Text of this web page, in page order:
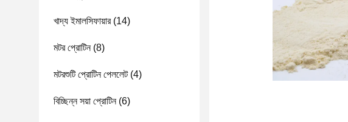
খাদ্য ইমালসিফায়ার(14)
মটর প্রোটিন(8)
মটরশুটি প্রোটিন পেললেট(4)
বিচ্ছিন্ন সয়া প্রোটিন(6)